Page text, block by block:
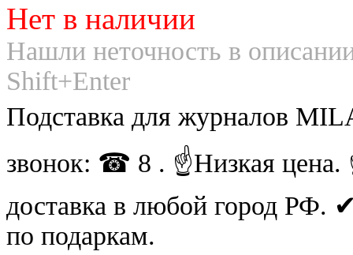
Нет в наличии
Нашли неточность в
Shift+Enter
Подставка для журналов
звонок: ☎ 8 . ☝Низкая
доставка в любой город
по подаркам.